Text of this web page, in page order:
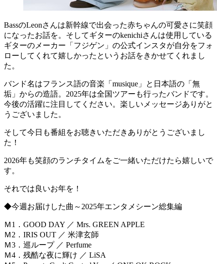
BassのLeonさんは新幹線で出会った赤ちゃんの可愛さに笑顔
になったお話を。そしてギターのkenichiさんは使用している
ギターのメーカー「フジゲン」の公式インスタが自分をフォ
ローしてくれて嬉しかったというお話をきかせてくれまし
た。
バンド名はフランス語の音楽「musique」と日本語の「無
垢」からの造語。2025年は全国ツアーも行ったバンドです。
今後の活躍に注目してください。楽しいメッセージありがと
うございました。
そして今日も番組をお聴きいただきありがとうございまし
た！
2026年も笑顔のランチタイムをご一緒いただけたら嬉しいで
す。
それでは良いお年を！
◆今週お届けした曲～2025年エンタメシーン総集編
Ｍ1．GOOD DAY ／ Mrs. GREEN APPLE
Ｍ2．IRIS OUT ／ 米津玄師
Ｍ3．巡ループ ／ Perfume
Ｍ4．残酷な夜に輝け ／ LiSA